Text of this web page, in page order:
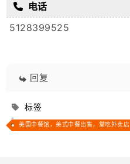
电话
5128399525
回复
标签
美国中餐馆，美式中餐出售，堂吃外卖店